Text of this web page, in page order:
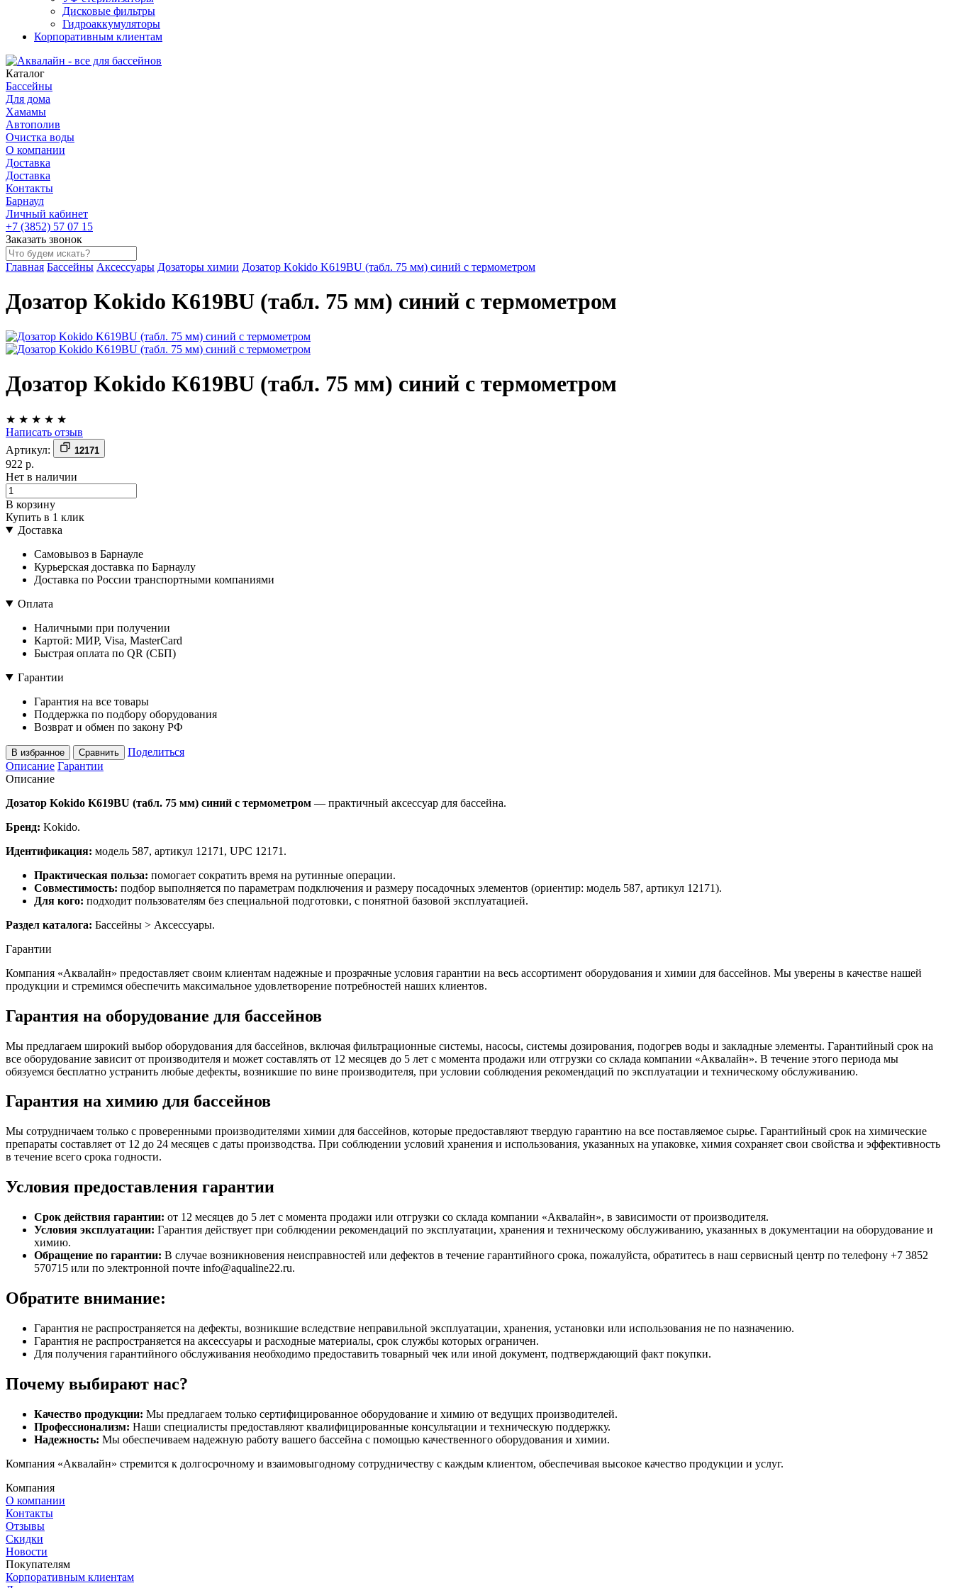
Дисковые фильтры
Гидроаккумуляторы
Корпоративным клиентам
Каталог
Бассейны
Для дома
Хамамы
Автополив
Очистка воды
О компании
Доставка
Доставка
Контакты
Барнаул
Личный кабинет
+7 (3852) 57 07 15
Заказать звонок
Главная Бассейны Аксессуары Дозаторы химии Дозатор Kokido K619BU (табл. 75 мм) синий с термометром
Дозатор Kokido K619BU (табл. 75 мм) синий с термометром
Дозатор Kokido K619BU (табл. 75 мм) синий с термометром
★ ★ ★ ★ ★
Написать отзыв
Артикул:
12171
922 р.
Нет в наличии
В корзину
Купить в 1 клик
Доставка
Самовывоз в Барнауле
Курьерская доставка по Барнаулу
Доставка по России транспортными компаниями
Оплата
Наличными при получении
Картой: МИР, Visa, MasterCard
Быстрая оплата по QR (СБП)
Гарантии
Гарантия на все товары
Поддержка по подбору оборудования
Возврат и обмен по закону РФ
В избранное Сравнить
Поделиться
Описание Гарантии
Описание
Дозатор Kokido K619BU (табл. 75 мм) синий с термометром — практичный аксессуар для бассейна.
Бренд: Kokido.
Идентификация: модель 587, артикул 12171, UPC 12171.
Практическая польза: помогает сократить время на рутинные операции.
Совместимость: подбор выполняется по параметрам подключения и размеру посадочных элементов (ориентир: модель 587, артикул 12171).
Для кого: подходит пользователям без специальной подготовки, с понятной базовой эксплуатацией.
Раздел каталога: Бассейны > Аксессуары.
Гарантии
Компания «Аквалайн» предоставляет своим клиентам надежные и прозрачные условия гарантии на весь ассортимент оборудования и химии для бассейнов. Мы уверены в качестве нашей
продукции и стремимся обеспечить максимальное удовлетворение потребностей наших клиентов.
Гарантия на оборудование для бассейнов
Мы предлагаем широкий выбор оборудования для бассейнов, включая фильтрационные системы, насосы, системы дозирования, подогрев воды и закладные элементы. Гарантийный срок на
все оборудование зависит от производителя и может составлять от 12 месяцев до 5 лет с момента продажи или отгрузки со склада компании «Аквалайн». В течение этого периода мы
обязуемся бесплатно устранить любые дефекты, возникшие по вине производителя, при условии соблюдения рекомендаций по эксплуатации и техническому обслуживанию.
Гарантия на химию для бассейнов
Мы сотрудничаем только с проверенными производителями химии для бассейнов, которые предоставляют твердую гарантию на все поставляемое сырье. Гарантийный срок на химические
препараты составляет от 12 до 24 месяцев с даты производства. При соблюдении условий хранения и использования, указанных на упаковке, химия сохраняет свои свойства и эффективность
в течение всего срока годности.
Условия предоставления гарантии
Срок действия гарантии: от 12 месяцев до 5 лет с момента продажи или отгрузки со склада компании «Аквалайн», в зависимости от производителя.
Условия эксплуатации: Гарантия действует при соблюдении рекомендаций по эксплуатации, хранения и техническому обслуживанию, указанных в документации на оборудование и
химию.
Обращение по гарантии: В случае возникновения неисправностей или дефектов в течение гарантийного срока, пожалуйста, обратитесь в наш сервисный центр по телефону +7 3852
570715 или по электронной почте info@aqualine22.ru.
Обратите внимание:
Гарантия не распространяется на дефекты, возникшие вследствие неправильной эксплуатации, хранения, установки или использования не по назначению.
Гарантия не распространяется на аксессуары и расходные материалы, срок службы которых ограничен.
Для получения гарантийного обслуживания необходимо предоставить товарный чек или иной документ, подтверждающий факт покупки.
Почему выбирают нас?
Качество продукции: Мы предлагаем только сертифицированное оборудование и химию от ведущих производителей.
Профессионализм: Наши специалисты предоставляют квалифицированные консультации и техническую поддержку.
Надежность: Мы обеспечиваем надежную работу вашего бассейна с помощью качественного оборудования и химии.
Компания «Аквалайн» стремится к долгосрочному и взаимовыгодному сотрудничеству с каждым клиентом, обеспечивая высокое качество продукции и услуг.
Компания
О компании
Контакты
Отзывы
Скидки
Новости
Покупателям
Корпоративным клиентам